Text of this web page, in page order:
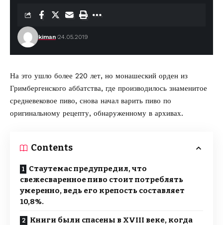
kiman 24.05.2019
На это ушло более 220 лет, но монашеский орден из
Гримбергенского аббатства, где производилось знаменитое
средневековое пиво, снова начал варить пиво по
оригинальному рецепту, обнаруженному в архивах.
Contents
Стаутемас предупредил, что
свежесваренное пиво стоит потреблять
умеренно, ведь его крепость составляет
10,8%.
Книги были спасены в XVIII веке, когда